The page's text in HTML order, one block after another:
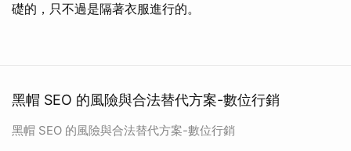
礎的，只不過是隔著衣服進行的。
黑帽 SEO 的風險與合法替代方案-數位行銷
黑帽 SEO 的風險與合法替代方案-數位行銷